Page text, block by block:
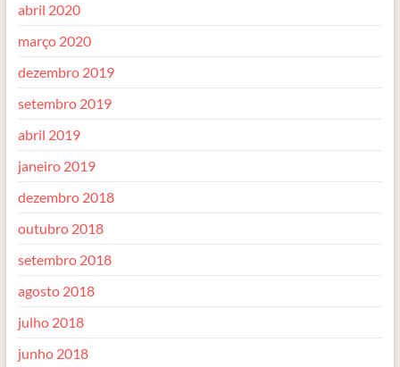
abril 2020
março 2020
dezembro 2019
setembro 2019
abril 2019
janeiro 2019
dezembro 2018
outubro 2018
setembro 2018
agosto 2018
julho 2018
junho 2018